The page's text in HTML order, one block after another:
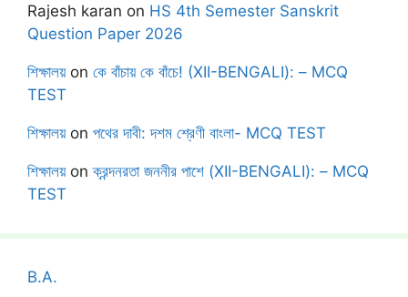
Rajesh karan on HS 4th Semester Sanskrit
Question Paper 2026
শিক্ষালয়on কে বাঁচায় কে বাঁচে! (XII-BENGALI): – MCQ
TEST
শিক্ষালয়on পথের দাবী: দশম শ্রেণী বাংলা- MCQ TEST
শিক্ষালয়onক্রন্দনরতা জননীর পাশে (XII-BENGALI): – MCQ
TEST
B.A.